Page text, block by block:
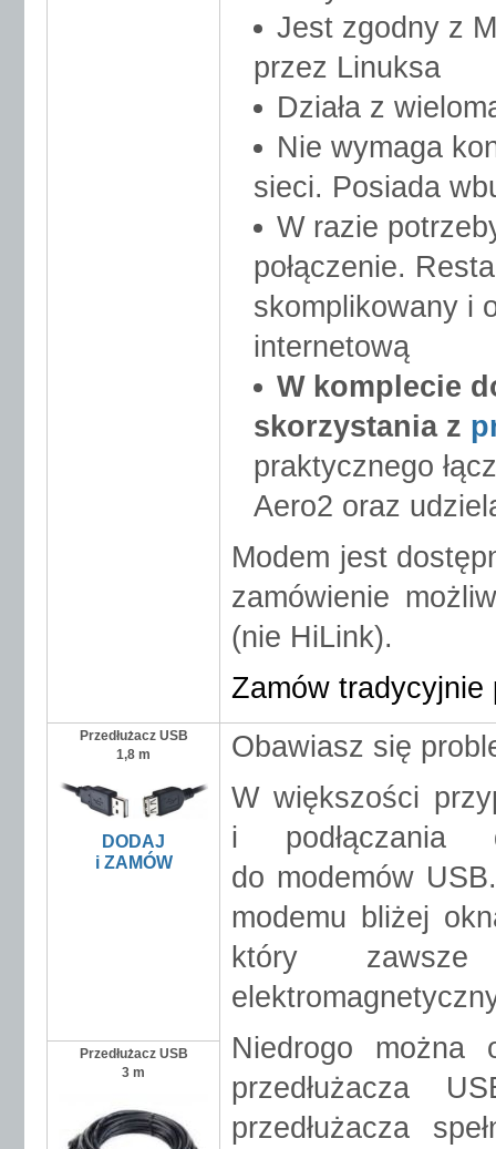
Jest zgodny z
przez Linuksa
Działa z
Nie wymaga
sieci. Posiada
W razie
połączenie.
skomplikowany i
internetową
W komplecie
skorzystania z
praktycznego
Aero2 oraz
Modem jest
zamówienie
(nie HiLink).
Zamów tradycyjnie
Przedłużacz USB
1,8 m
DODAJ
i ZAMÓW
Obawiasz się
W większości
i podłączania
do modemów
modemu bliżej
który
Niedrogo można
przedłużacza
przedłużacza
Przedłużacz USB
3 m